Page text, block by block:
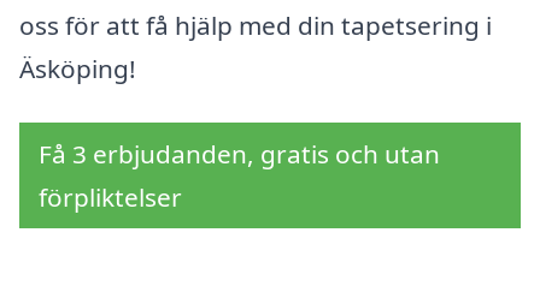
oss för att få hjälp med din tapetsering i
Äsköping!
Få 3 erbjudanden, gratis och utan
förpliktelser